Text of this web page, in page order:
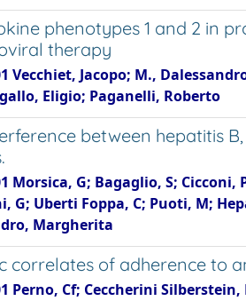
phenotypes 1 and 2 in
therapy
Vecchiet, Jacopo; M.,
Eligio; Paganelli, Roberto
between hepatitis
Morsica, G; Bagaglio, S;
G; Uberti Foppa, C; Puoti, M;
Margherita
correlates of adherence to
Perno, Cf; Ceccherini